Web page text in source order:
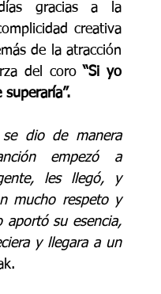
gracias a la
creativa
de la atracción
del coro “Si yo
dio de manera
empezó a
les llegó, y
mucho respeto y
aportó su esencia,
y llegara a un